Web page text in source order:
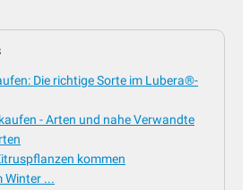
Die richtige Sorte im Lubera®-
- Arten und nahe Verwandte
kommen
Winter ...